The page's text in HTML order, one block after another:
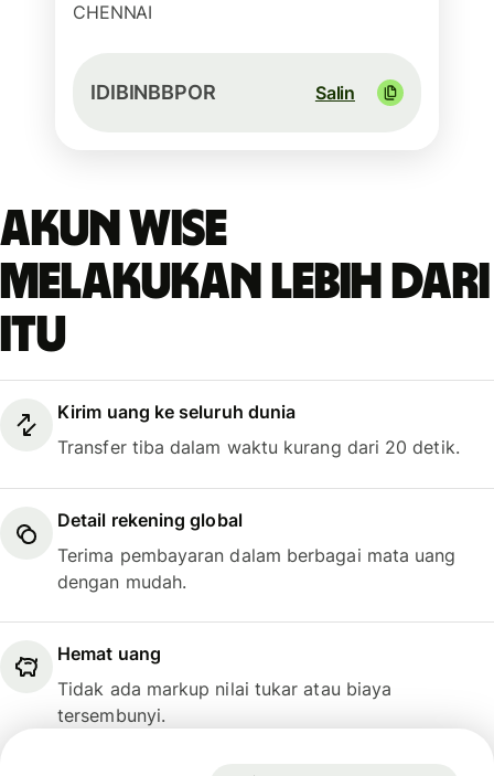
CHENNAI
IDIBINBBPOR Salin
Akun Wise
melakukan lebih dari
itu
Kirim uang ke seluruh dunia
Transfer tiba dalam waktu kurang dari 20 detik.
Detail rekening global
Terima pembayaran dalam berbagai mata uang
dengan mudah.
Hemat uang
Tidak ada markup nilai tukar atau biaya
tersembunyi.